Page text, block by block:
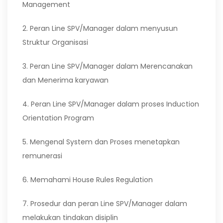
Management
2. Peran Line SPV/Manager dalam menyusun
Struktur Organisasi
3. Peran Line SPV/Manager dalam Merencanakan
dan Menerima karyawan
4. Peran Line SPV/Manager dalam proses Induction
Orientation Program
5. Mengenal System dan Proses menetapkan
remunerasi
6. Memahami House Rules Regulation
7. Prosedur dan peran Line SPV/Manager dalam
melakukan tindakan disiplin